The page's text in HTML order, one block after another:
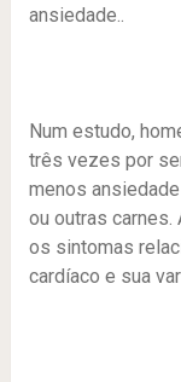
ansiedade..
Num estudo,
três vezes por
menos
ou outras carnes.
os sintomas
cardíaco e sua